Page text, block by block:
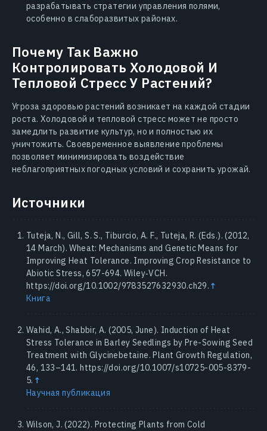
разрабатывать стратегии управления полями,
особенно в слаборазвитых районах.
Почему Так Важно
Контролировать Холодовой И
Тепловой Стресс У Растений?
Угроза здоровью растений возникает на каждой стадии
роста. Холодовой и тепловой стресс может не просто
замедлить развитие культур, но и полностью их
уничтожить. Своевременное выявление проблемы
позволяет минимизировать воздействие
неблагоприятных погодных условий и сохранить урожай.
Источники
Tuteja, N., Gill, S. S., Tiburcio, A. F., Tuteja, R. (Eds.). (2012,
14 March). Wheat: Mechanisms and Genetic Means for
Improving Heat Tolerance. Improving Crop Resistance to
Abiotic Stress, 657-694. Wiley‐VCH.
https://doi.org/10.1002/9783527632930.ch29. ↑
Книга
Wahid, A., Shabbir, A. (2005, June). Induction of Heat
Stress Tolerance in Barley Seedlings by Pre-Sowing Seed
Treatment with Glycinebetaine. Plant Growth Regulation,
46, 133–141. https://doi.org/10.1007/s10725-005-8379-
5. ↑
Научная публикация
Wilson, J. (2022). Protecting Plants from Cold